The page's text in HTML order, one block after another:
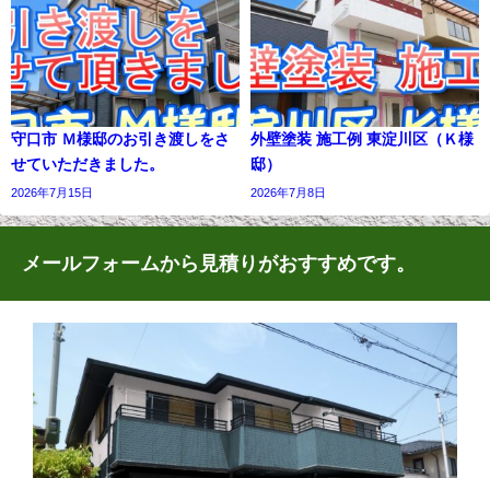
守口市 Ｍ様邸のお引き渡しをさ
せていただきました。
2026年7月15日
外壁塗装 施工例 東淀川区（Ｋ様
邸）
2026年7月8日
メールフォームから見積りがおすすめです。